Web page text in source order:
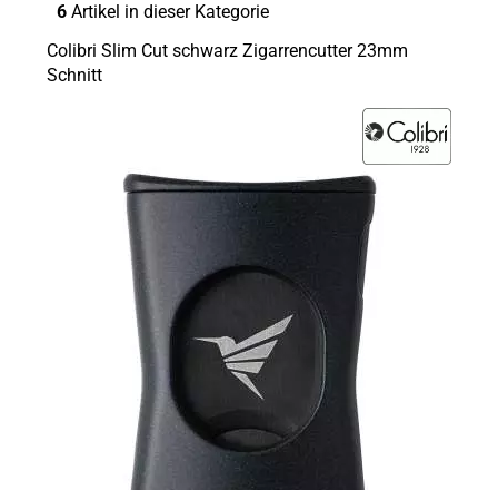
6Artikel in dieser Kategorie
Colibri Slim Cut schwarz Zigarrencutter 23mm
Schnitt